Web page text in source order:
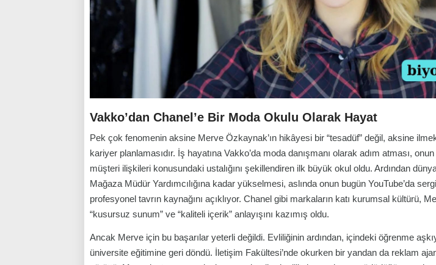
Vakko’dan Chanel’e Bir Moda Okulu Olarak Hayat
Pek çok fenomenin aksine Merve Özkaynak’ın hikâyesi bir “tesadüf” değil, aksine
kariyer planlamasıdır. İş hayatına Vakko’da moda danışmanı olarak adım atması, onun
müşteri ilişkileri konusundaki ustalığını şekillendiren ilk büyük okul oldu. Ardından
Mağaza Müdür Yardımcılığına kadar yükselmesi, aslında onun bugün YouTube’da
profesyonel tavrın kaynağını açıklıyor. Chanel gibi markaların katı kurumsal kültürü,
“kusursuz sunum” ve “kaliteli içerik” anlayışını kazımış oldu.
Ancak Merve için bu başarılar yeterli değildi. Evliliğinin ardından, içindeki öğrenme
üniversite eğitimine geri döndü. İletişim Fakültesi’nde okurken bir yandan da reklam